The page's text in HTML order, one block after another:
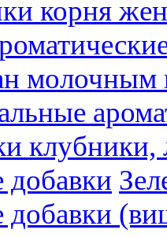
корня
молочным
добавки
добавки